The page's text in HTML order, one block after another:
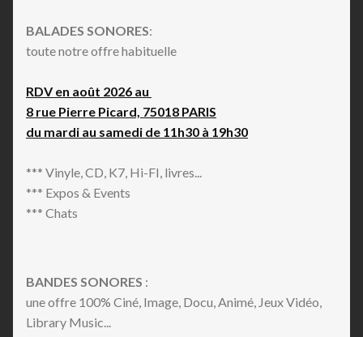
BALADES SONORES:
toute notre offre habituelle
RDV en août 2026 au
8 rue Pierre Picard, 75018 PARIS
du mardi au samedi de 11h30 à 19h30
*** Vinyle, CD, K7, Hi-FI, livres...
*** Expos & Events
*** Chats
BANDES SONORES :
une offre 100% Ciné, Image, Docu, Animé, Jeux Vidéo,
Library Music...